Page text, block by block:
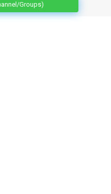
Groups)